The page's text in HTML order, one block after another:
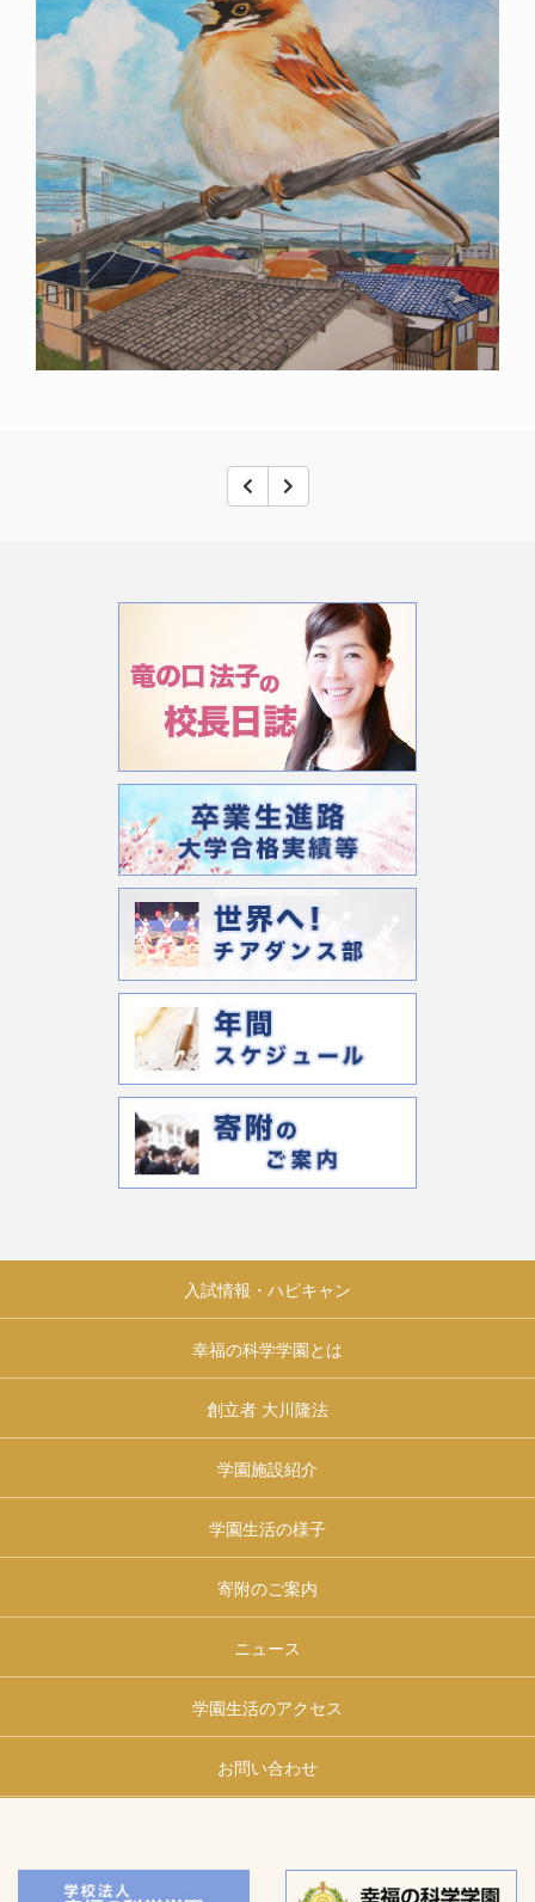
入試情報・ハピキャン
幸福の科学学園とは
創立者 大川隆法
学園施設紹介
学園生活の様子
寄附のご案内
ニュース
学園生活のアクセス
お問い合わせ